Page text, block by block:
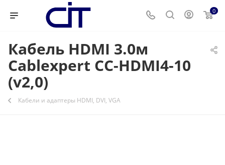
0
Кабель HDMI 3.0м
Cablexpert CC-HDMI4-10
(v2,0)
Кабели и адаптеры HDMI, DVI, VGA